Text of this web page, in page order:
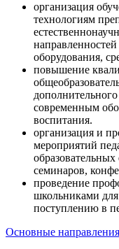
организация
технологиям
оборудования,
повышение
современным
воспитания.
организация и
мероприятий
семинаров,
проведение
школьниками
поступлению в
Основные направления